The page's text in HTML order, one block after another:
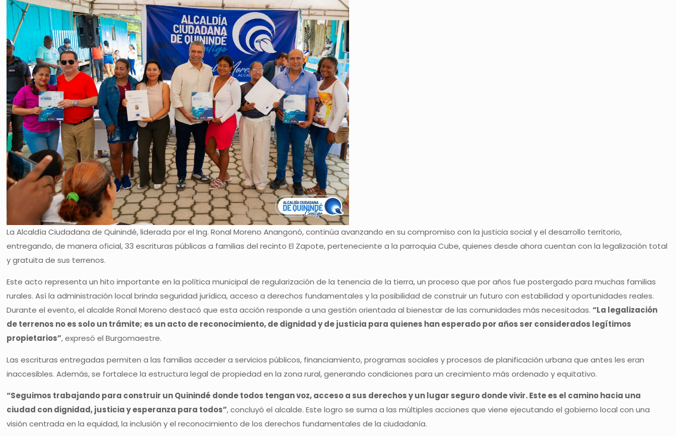
La Alcaldía Ciudadana de Quinindé, liderada por el Ing. Ronal Moreno Anangonó, continúa avanzando en su compromiso con la justicia social y el desarrollo territorio,
entregando, de manera oficial, 33 escrituras públicas a familias del recinto El Zapote, perteneciente a la parroquia Cube, quienes desde ahora cuentan con la legalización total
y gratuita de sus terrenos.
Este acto representa un hito importante en la política municipal de regularización de la tenencia de la tierra, un proceso que por años fue postergado para muchas familias
rurales. Así la administración local brinda seguridad jurídica, acceso a derechos fundamentales y la posibilidad de construir un futuro con estabilidad y oportunidades reales.
Durante el evento, el alcalde Ronal Moreno destacó que esta acción responde a una gestión orientada al bienestar de las comunidades más necesitadas.“La legalización
de terrenos no es solo un trámite; es un acto de reconocimiento, de dignidad y de justicia para quienes han esperado por años ser considerados legítimos
propietarios”, expresó el Burgomaestre.
Las escrituras entregadas permiten a las familias acceder a servicios públicos, financiamiento, programas sociales y procesos de planificación urbana que antes les eran
inaccesibles. Además, se fortalece la estructura legal de propiedad en la zona rural, generando condiciones para un crecimiento más ordenado y equitativo.
“Seguimos trabajando para construir un Quinindé donde todos tengan voz, acceso a sus derechos y un lugar seguro donde vivir. Este es el camino hacia una
ciudad con dignidad, justicia y esperanza para todos”, concluyó el alcalde. Este logro se suma a las múltiples acciones que viene ejecutando el gobierno local con una
visión centrada en la equidad, la inclusión y el reconocimiento de los derechos fundamentales de la ciudadanía.